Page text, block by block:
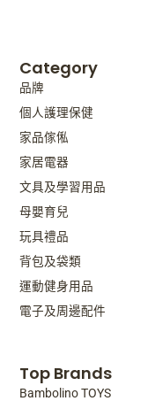
Top Brands
Bambolino TOYS
Category
品牌
個人護理保健
家品傢俬
家居電器
文具及學習用品
母嬰育兒
玩具禮品
背包及袋類
運動健身用品
電子及周邊配件